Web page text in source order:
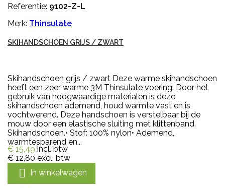
Referentie: 9102-Z-L
Merk: Thinsulate
SKIHANDSCHOEN GRIJS / ZWART
Skihandschoen grijs / zwart Deze warme skihandschoen
heeft een zeer warme 3M Thinsulate voering. Door het
gebruik van hoogwaardige materialen is deze
skihandschoen ademend, houd warmte vast en is
vochtwerend. Deze handschoen is verstelbaar bij de
mouw door een elastische sluiting met klittenband.
Skihandschoen.• Stof: 100% nylon• Ademend,
warmtesparend en...
€ 15,49 incl. btw
€ 12,80 excl. btw
 In winkelwagen